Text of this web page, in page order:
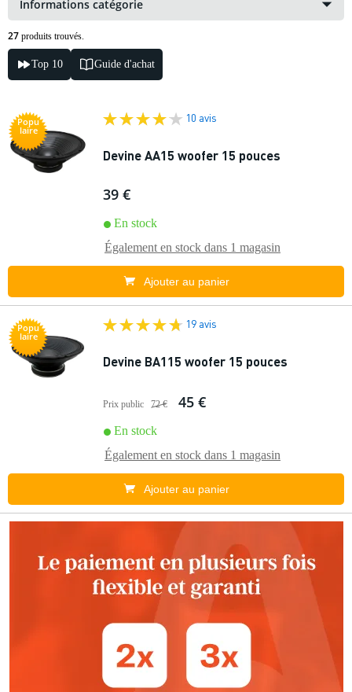
Informations catégorie
27 produits trouvés.
Top 10 Guide d'achat
Popu
laire
10 avis
Devine AA15 woofer 15 pouces
39 €
En stock
Également en stock dans 1 magasin
Ajouter au panier
Popu
laire
19 avis
Devine BA115 woofer 15 pouces
Prix public 72 € 45 €
En stock
Également en stock dans 1 magasin
Ajouter au panier